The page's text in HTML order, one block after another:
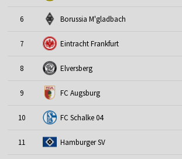
6 Borussia M'gladbach
7 Eintracht Frankfurt
8 Elversberg
9 FC Augsburg
10 FC Schalke 04
11 Hamburger SV